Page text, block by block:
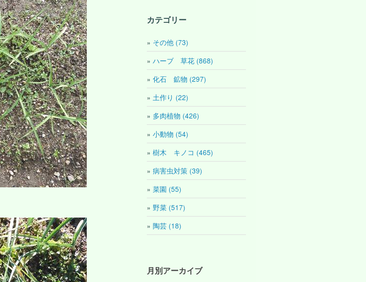
カテゴリー
その他 (73)
ハーブ 草花 (868)
化石 鉱物 (297)
土作り (22)
多肉植物 (426)
小動物 (54)
樹木 キノコ (465)
病害虫対策 (39)
菜園 (55)
野菜 (517)
陶芸 (18)
月別アーカイブ